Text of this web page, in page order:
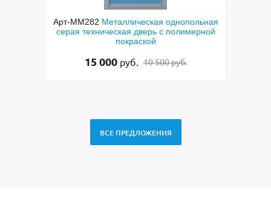
Арт-ММ282 Металлическая однопольная
серая техническая дверь с полимерной
покраской
15 000 руб. 10 500 руб.
ВСЕ ПРЕДЛОЖЕНИЯ